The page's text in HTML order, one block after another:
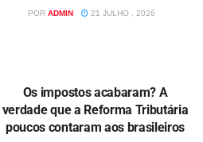
POR ADMIN 21 JULHO , 2026
Os impostos acabaram? A
verdade que a Reforma Tributária
poucos contaram aos brasileiros